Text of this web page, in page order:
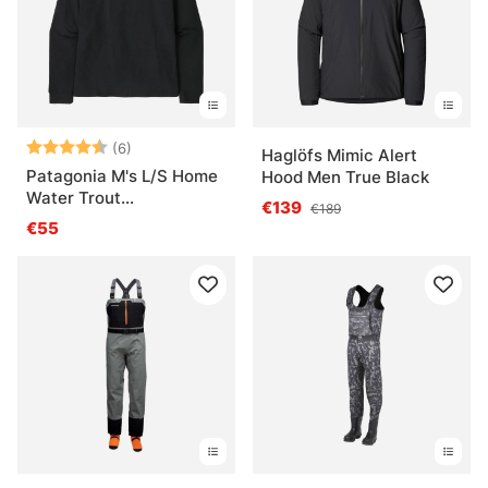
Qu’est-ce qu’un vêtement de pêche technique ?
Qu’est-ce qu’une bonne chaussure de pêche ?
Qu’est-ce que des lunettes de pêche apportent
vraiment ?
techniques change ?
Note: (6)
Patagonia M's L/S Home
Water Trout
Responsibili-Tee BLK
€55
Haglöfs Mimic Alert
Hood Men True Black
€139 €189